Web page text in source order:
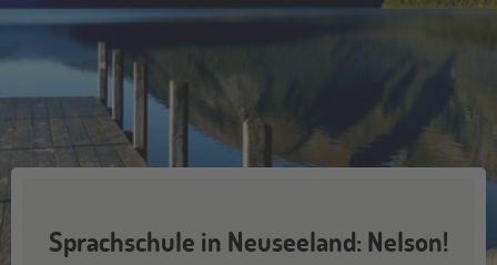
Sprachschule in Neuseeland: Nelson!